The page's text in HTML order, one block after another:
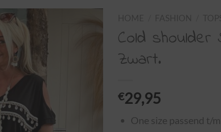
Cold
Zwart.
€29,95
One size passend t/